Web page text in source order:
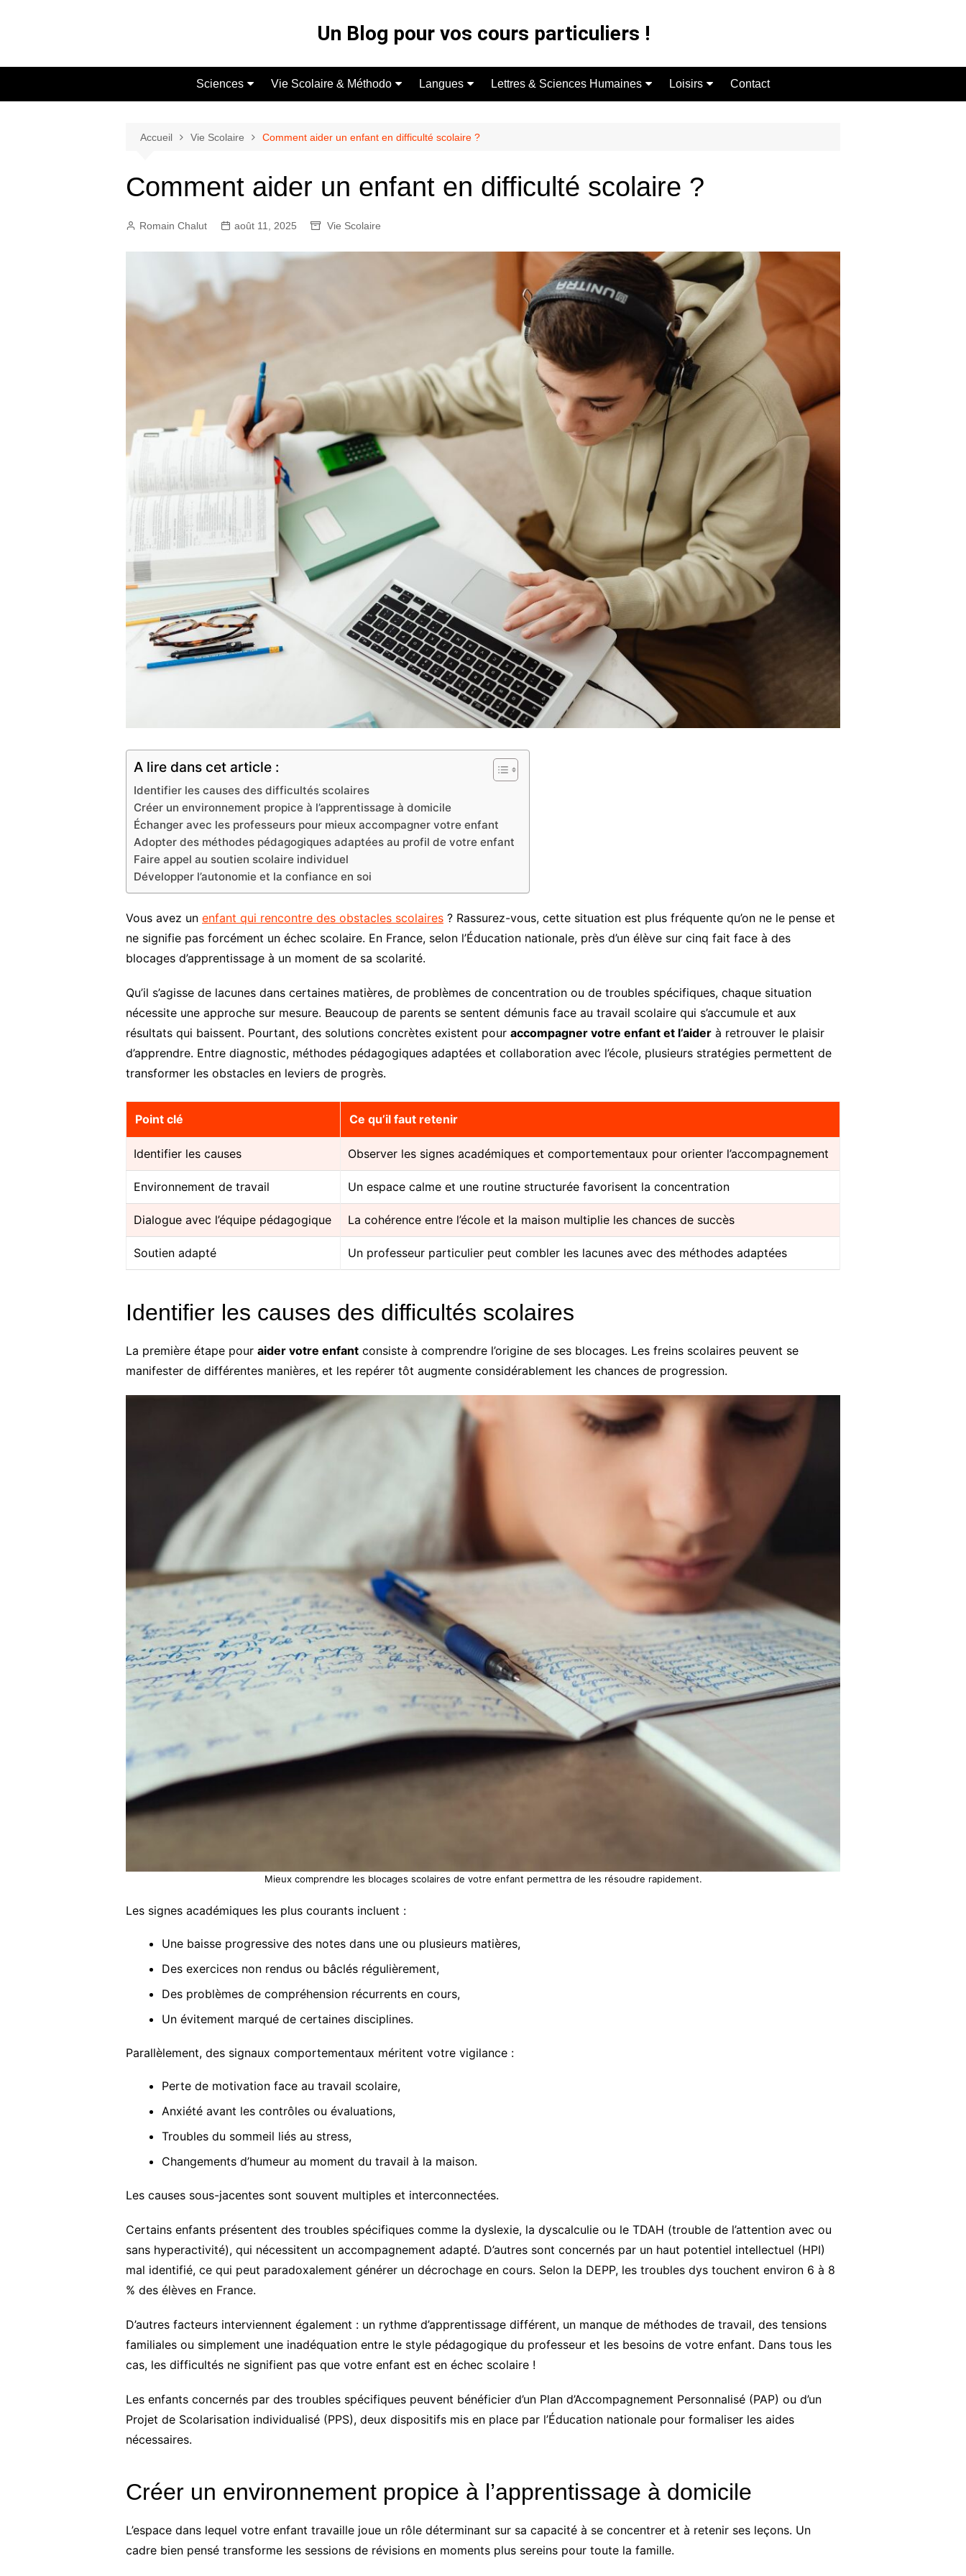
Un Blog pour vos cours particuliers !
Sciences
Physique-Chimie
Vie Scolaire & Méthodo
Cours Particuliers
Langues
Anglais
Lettres & Sciences Humaines Loisirs
Coaching Sportif
Contact
Accueil Vie Scolaire Comment aider un enfant en difficulté scolaire ?
Comment aider un enfant en difficulté scolaire ?
Romain Chalut août 11, 2025 Vie Scolaire
A lire dans cet article :
Identifier les causes des difficultés scolaires
Créer un environnement propice à l’apprentissage à domicile
Échanger avec les professeurs pour mieux accompagner votre enfant
Adopter des méthodes pédagogiques adaptées au profil de votre enfant
Faire appel au soutien scolaire individuel
Développer l’autonomie et la confiance en soi
Vous avez un enfant qui rencontre des obstacles scolaires ? Rassurez-vous, cette situation est plus fréquente qu’on ne le pense et
ne signifie pas forcément un échec scolaire. En France, selon l’Éducation nationale, près d’un élève sur cinq fait face à des
blocages d’apprentissage à un moment de sa scolarité.
Qu’il s’agisse de lacunes dans certaines matières, de problèmes de concentration ou de troubles spécifiques, chaque situation
nécessite une approche sur mesure. Beaucoup de parents se sentent démunis face au travail scolaire qui s’accumule et aux
résultats qui baissent. Pourtant, des solutions concrètes existent pour accompagner votre enfant et l’aider à retrouver le plaisir
d’apprendre. Entre diagnostic, méthodes pédagogiques adaptées et collaboration avec l’école, plusieurs stratégies permettent de
transformer les obstacles en leviers de progrès.
Point clé Ce qu’il faut retenir
Identifier les causes Observer les signes académiques et comportementaux pour orienter l’accompagnement
Environnement de travail Un espace calme et une routine structurée favorisent la concentration
Dialogue avec l’équipe pédagogique La cohérence entre l’école et la maison multiplie les chances de succès
Soutien adapté Un professeur particulier peut combler les lacunes avec des méthodes adaptées
Identifier les causes des difficultés scolaires
La première étape pour aider votre enfant consiste à comprendre l’origine de ses blocages. Les freins scolaires peuvent se
manifester de différentes manières, et les repérer tôt augmente considérablement les chances de progression.
Mieux comprendre les blocages scolaires de votre enfant permettra de les résoudre rapidement.
Les signes académiques les plus courants incluent :
Une baisse progressive des notes dans une ou plusieurs matières,
Des exercices non rendus ou bâclés régulièrement,
Des problèmes de compréhension récurrents en cours,
Un évitement marqué de certaines disciplines.
Parallèlement, des signaux comportementaux méritent votre vigilance :
Perte de motivation face au travail scolaire,
Anxiété avant les contrôles ou évaluations,
Troubles du sommeil liés au stress,
Changements d’humeur au moment du travail à la maison.
Les causes sous-jacentes sont souvent multiples et interconnectées.
Certains enfants présentent des troubles spécifiques comme la dyslexie, la dyscalculie ou le TDAH (trouble de l’attention avec ou
sans hyperactivité), qui nécessitent un accompagnement adapté. D’autres sont concernés par un haut potentiel intellectuel (HPI)
mal identifié, ce qui peut paradoxalement générer un décrochage en cours. Selon la DEPP, les troubles dys touchent environ 6 à 8
% des élèves en France.
D’autres facteurs interviennent également : un rythme d’apprentissage différent, un manque de méthodes de travail, des tensions
familiales ou simplement une inadéquation entre le style pédagogique du professeur et les besoins de votre enfant. Dans tous les
cas, les difficultés ne signifient pas que votre enfant est en échec scolaire !
Les enfants concernés par des troubles spécifiques peuvent bénéficier d’un Plan d’Accompagnement Personnalisé (PAP) ou d’un
Projet de Scolarisation individualisé (PPS), deux dispositifs mis en place par l’Éducation nationale pour formaliser les aides
nécessaires.
Créer un environnement propice à l’apprentissage à domicile
L’espace dans lequel votre enfant travaille joue un rôle déterminant sur sa capacité à se concentrer et à retenir ses leçons. Un
cadre bien pensé transforme les sessions de révisions en moments plus sereins pour toute la famille.